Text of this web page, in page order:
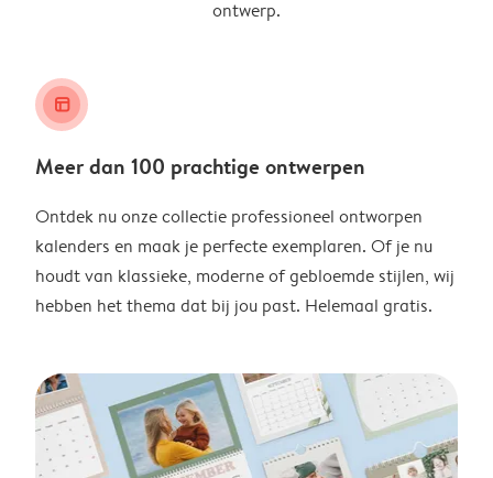
ontwerp.
layout_alt
Meer dan 100 prachtige ontwerpen
Ontdek nu onze collectie professioneel ontworpen
kalenders en maak je perfecte exemplaren. Of je nu
houdt van klassieke, moderne of gebloemde stijlen, wij
hebben het thema dat bij jou past. Helemaal gratis.